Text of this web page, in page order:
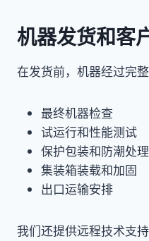
机器发货和客
在发货前，机器经过完
最终机器检查
试运行和性能测试
保护包装和防潮处理
集装箱装载和加固
出口运输安排
我们还提供远程技术支